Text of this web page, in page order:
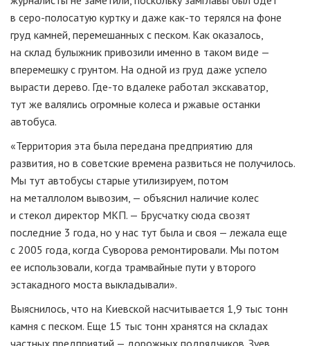
в серо-полосатую куртку и даже как-то терялся на фоне
груд камней, перемешанных с песком. Как оказалось,
на склад булыжник привозили именно в таком виде —
вперемешку с грунтом. На одной из груд даже успело
вырасти дерево. Где-то вдалеке работал экскаватор,
тут же валялись огромные колеса и ржавые останки
автобуса.
«Территория эта была передана предприятию для
развития, но в советские времена развиться не получилось.
Мы тут автобусы старые утилизируем, потом
на металлолом вывозим, — объяснил наличие колес
и стекол директор МКП. — Брусчатку сюда свозят
последние 3 года, но у нас тут была и своя — лежала еще
с 2005 года, когда Суворова ремонтировали. Мы потом
ее использовали, когда трамвайные пути у второго
эстакадного моста выкладывали».
Выяснилось, что на Киевской насчитывается 1,9 тыс тонн
камня с песком. Еще 15 тыс тонн хранятся на складах